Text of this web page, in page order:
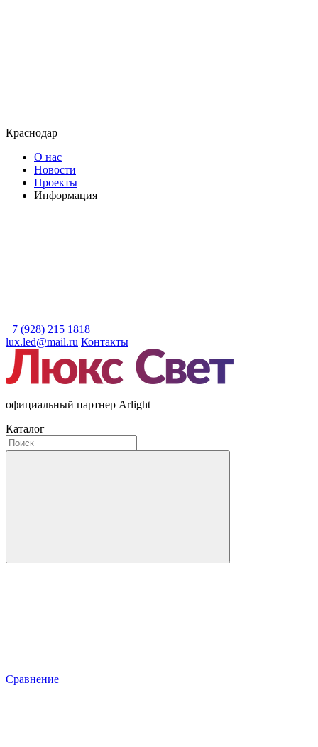
Краснодар
О нас
Новости
Проекты
Информация
+7 (928) 215 1818
lux.led@mail.ru Контакты
официальный партнер Arlight
Каталог
Сравнение